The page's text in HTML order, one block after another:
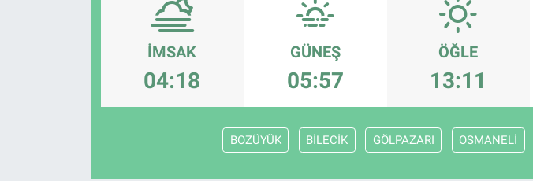
İMSAK
04:18
GÜNEŞ
05:57
ÖĞLE
13:11
BOZÜYÜK BİLECİK GÖLPAZARI OSMANELİ